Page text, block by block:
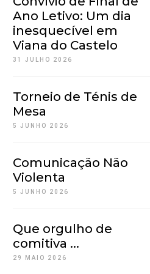
Ano Letivo: Um dia
inesquecível em
Viana do Castelo
31 JULHO 2026
Torneio de Ténis de
Mesa
5 JUNHO 2026
Comunicação Não
Violenta
5 JUNHO 2026
Que orgulho de
comitiva ...
29 MAIO 2026